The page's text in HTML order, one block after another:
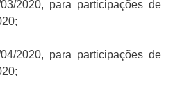
2020, para participações de
2020, para participações de